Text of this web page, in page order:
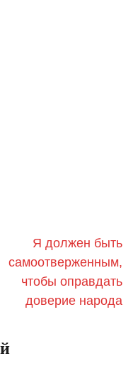
Я должен быть
самоотверженным,
чтобы оправдать
доверие народа